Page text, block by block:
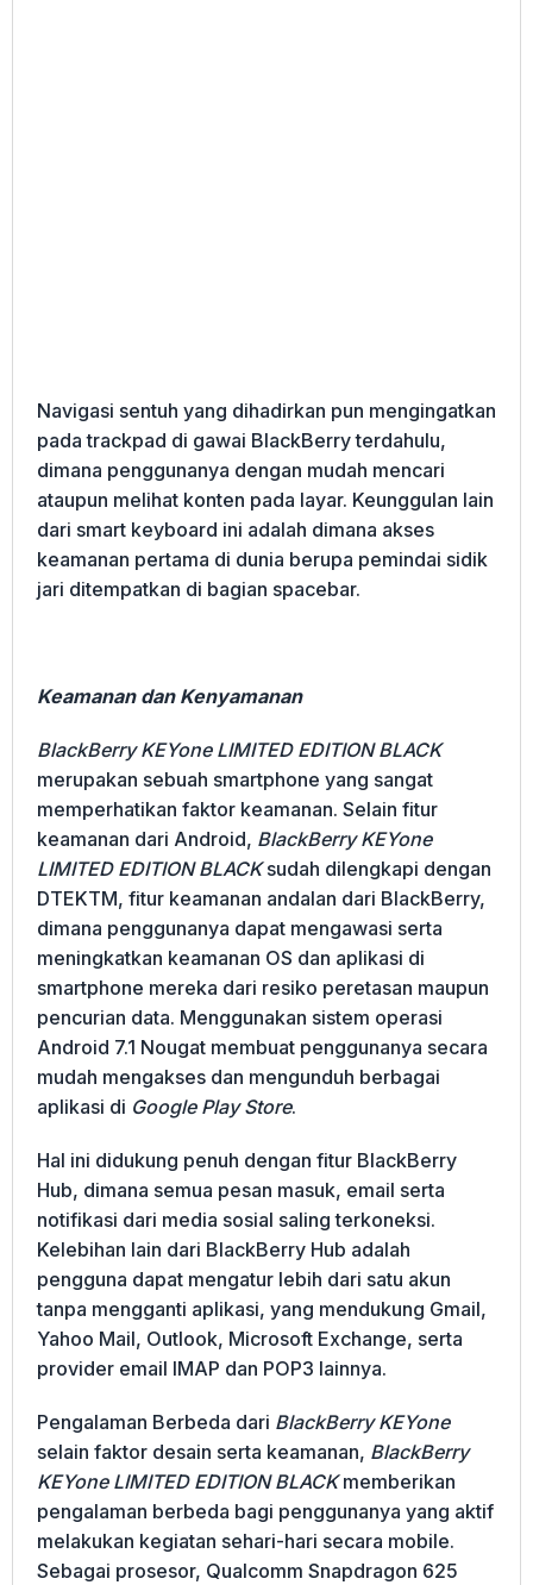
Navigasi sentuh yang dihadirkan pun mengingatkan
pada trackpad di gawai BlackBerry terdahulu,
dimana penggunanya dengan mudah mencari
ataupun melihat konten pada layar. Keunggulan lain
dari smart keyboard ini adalah dimana akses
keamanan pertama di dunia berupa pemindai sidik
jari ditempatkan di bagian spacebar.
Keamanan dan Kenyamanan
BlackBerry KEYone LIMITED EDITION BLACK
merupakan sebuah smartphone yang sangat
memperhatikan faktor keamanan. Selain fitur
keamanan dari Android, BlackBerry KEYone
LIMITED EDITION BLACKsudah dilengkapi dengan
DTEKTM, fitur keamanan andalan dari BlackBerry,
dimana penggunanya dapat mengawasi serta
meningkatkan keamanan OS dan aplikasi di
smartphone mereka dari resiko peretasan maupun
pencurian data. Menggunakan sistem operasi
Android 7.1 Nougat membuat penggunanya secara
mudah mengakses dan mengunduh berbagai
aplikasi di Google Play Store.
Hal ini didukung penuh dengan fitur BlackBerry
Hub, dimana semua pesan masuk, email serta
notifikasi dari media sosial saling terkoneksi.
Kelebihan lain dari BlackBerry Hub adalah
pengguna dapat mengatur lebih dari satu akun
tanpa mengganti aplikasi, yang mendukung Gmail,
Yahoo Mail, Outlook, Microsoft Exchange, serta
provider email IMAP dan POP3 lainnya.
Pengalaman Berbeda dari BlackBerry KEYone
selain faktor desain serta keamanan, BlackBerry
KEYone LIMITED EDITION BLACKmemberikan
pengalaman berbeda bagi penggunanya yang aktif
melakukan kegiatan sehari-hari secara mobile.
Sebagai prosesor, Qualcomm Snapdragon 625